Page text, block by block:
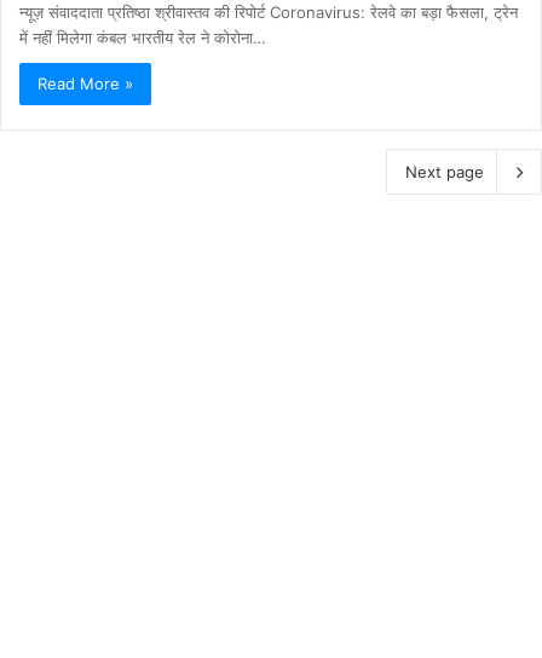
न्यूज़ संवाददाता प्रतिष्ठा श्रीवास्तव की रिपोर्ट Coronavirus: रेलवे का बड़ा फैसला, ट्रेन
में नहीं मिलेगा कंबल भारतीय रेल ने कोरोना…
Read More »
Next page